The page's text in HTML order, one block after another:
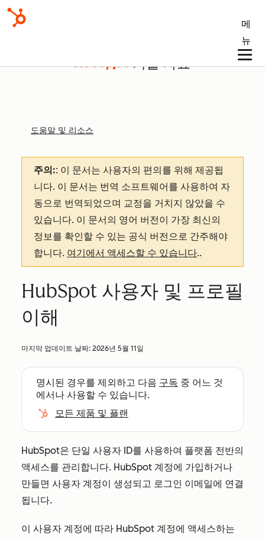
메
뉴
기술 자료
도움말 및 리소스
주의:: 이 문서는 사용자의 편의를 위해 제공됩
니다. 이 문서는 번역 소프트웨어를 사용하여 자
동으로 번역되었으며 교정을 거치지 않았을 수
있습니다. 이 문서의 영어 버전이 가장 최신의
정보를 확인할 수 있는 공식 버전으로 간주해야
합니다. 여기에서 액세스할 수 있습니다..
HubSpot 사용자 및 프로필
이해
마지막 업데이트 날짜: 2026년 5월 11일
명시된 경우를 제외하고 다음 구독 중 어느 것
에서나 사용할 수 있습니다.
모든 제품 및 플랜
HubSpot은 단일 사용자 ID를 사용하여 플랫폼 전반의
액세스를 관리합니다. HubSpot 계정에 가입하거나
만들면 사용자 계정이 생성되고 로그인 이메일에 연결
됩니다.
이 사용자 계정에 따라 HubSpot 계정에 액세스하는